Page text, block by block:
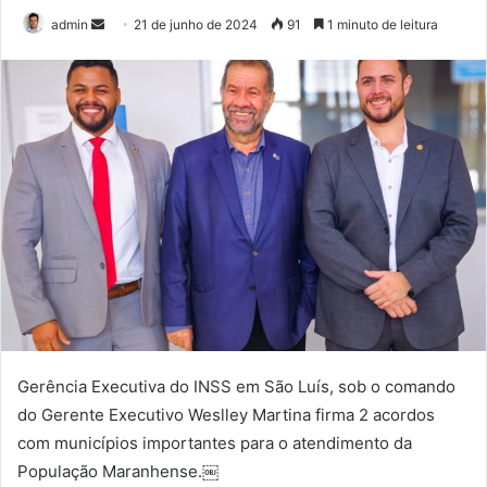
admin
n
d
e
u
m
e
m
a
i
l
21 de junho de 2024 91 1 minuto de leitura
Gerência Executiva do INSS em São Luís, sob o comando
do Gerente Executivo Weslley Martina firma 2 acordos
com municípios importantes para o atendimento da
População Maranhense.￼